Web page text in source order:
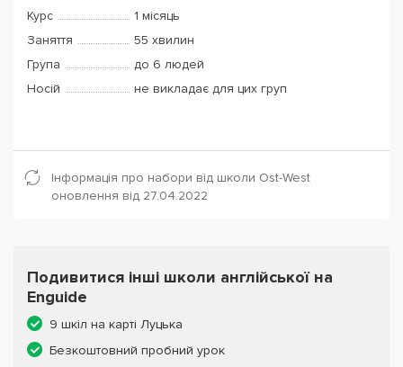
Курс
1 місяць
Заняття
55 хвилин
Група
до 6 людей
Носій
не викладає для цих груп
Інформація про набори від школи Ost-West
оновлення від 27.04.2022
Подивитися інші школи англійської на
Enguide
9 шкіл на карті Луцька
Безкоштовний пробний урок